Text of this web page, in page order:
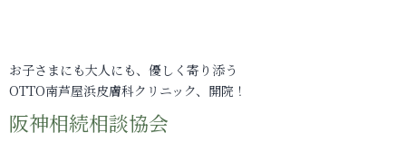
お子さまにも大人にも、優しく寄り添う
OTTO南芦屋浜皮膚科クリニック、開院！
阪神相続相談協会